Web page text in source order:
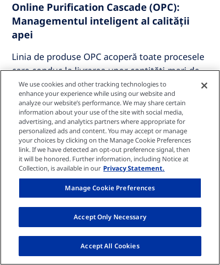
Online Purification Cascade (OPC):
Managementul inteligent al calității
apei
Linia de produse OPC acoperă toate procesele
care conduc la livrarea unor cantități mari de
fluide de substituție necesare terapiei
HighVolumeHDF.
Aflați mai multe despre tehnologia apei
Conținut asociat
We use cookies and other tracking technologies to
enhance your experience while using our website and
analyze our website’s performance. We may share certain
information about your use of the site with social media,
advertising, and analytics partners where appropriate for
personalized ads and content. You may accept or manage
your choices by clicking on the Manage Cookie Preferences
link. If we have detected an opt-out preference signal, then
it will be honored. Further information, including Notice at
Collection, is available in our Privacy Statement.
Manage Cookie Preferences
Accept Only Necessary
Accept All Cookies